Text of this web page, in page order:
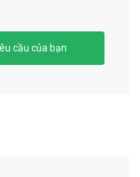
cầu của bạn